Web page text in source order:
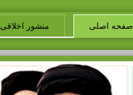
صفحه اصلی منشور اخلاقی